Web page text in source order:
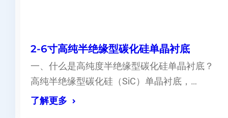
2-6寸高纯半绝缘型碳化硅单晶衬底
一、什么是高纯度半绝缘型碳化硅单晶衬底？
高纯半绝缘型碳化硅（SiC）单晶衬底，…
了解更多